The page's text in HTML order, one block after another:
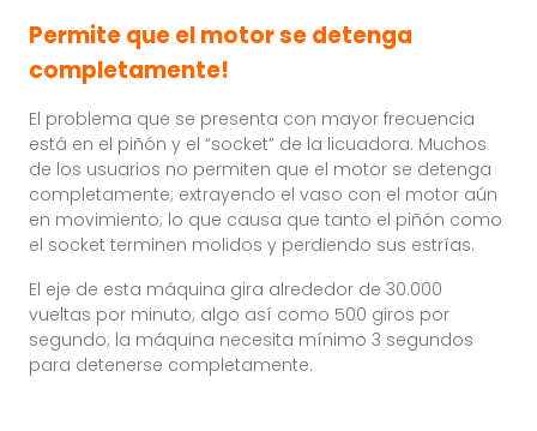
Permite que el motor se detenga
completamente!
El problema que se presenta con mayor frecuencia
está en el piñón y el “socket” de la licuadora. Muchos
de los usuarios no permiten que el motor se detenga
completamente; extrayendo el vaso con el motor aún
en movimiento; lo que causa que tanto el piñón como
el socket terminen molidos y perdiendo sus estrías.
El eje de esta máquina gira alrededor de 30.000
vueltas por minuto; algo así como 500 giros por
segundo; la máquina necesita mínimo 3 segundos
para detenerse completamente.